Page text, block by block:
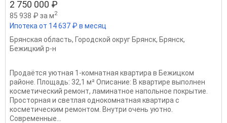
2 750 000 ₽
85 938 ₽ за м2
Ипотека от 14 637 ₽ в месяц
Брянская область, Городской округ Брянск, Брянск,
Бежицкий р-н
Продаётся уютная 1-комнатная квартира в Бежицком
районе. Площадь: 32,1 м² Описание: В квартире выполнен
косметический ремонт, ламинатное напольное покрытие.
Просторная и светлая однокомнатная квартира с
косметическим ремонтом. Внутри очень уютно.
Современные...